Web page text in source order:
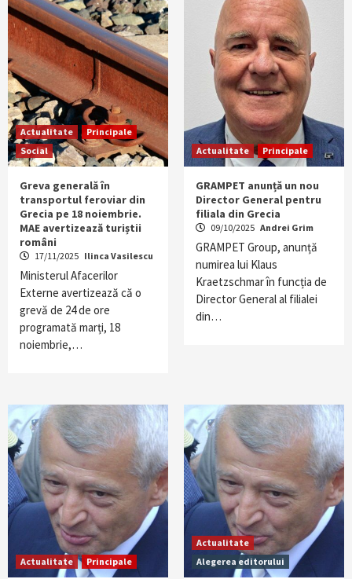
Actualitate
Principale
Social
Greva generală în
transportul feroviar din
Grecia pe 18 noiembrie.
MAE avertizează turiștii
români
17/11/2025 Ilinca Vasilescu
Ministerul Afacerilor
Externe avertizează că o
grevă de 24 de ore
programată marți, 18
noiembrie,…
Actualitate Principale
GRAMPET anunță un nou
Director General pentru
filiala din Grecia
09/10/2025 Andrei Grim
GRAMPET Group, anunță
numirea lui Klaus
Kraetzschmar în funcția de
Director General al filialei
din…
Actualitate Principale
Actualitate
Alegerea editorului